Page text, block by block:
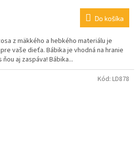
Do košíka
z mäkkého a hebkého materiálu je
vaše dieťa. Bábika je vhodná na hranie
aj zaspáva! Bábika...
Kód: LD878